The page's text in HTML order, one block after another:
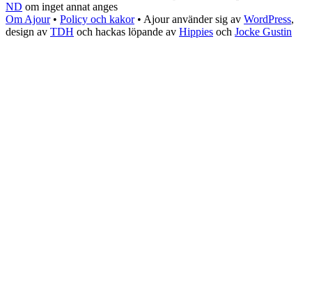
ND om inget annat anges
Om Ajour• Policy och kakor• Ajour använder sig av WordPress,
design av TDH och hackas löpande av Hippies och Jocke Gustin